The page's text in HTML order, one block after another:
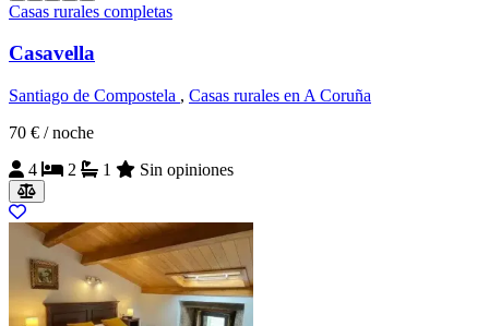
Casas rurales completas
Casavella
Santiago de Compostela , Casas rurales en A Coruña
70 € / noche
4
2 1 Sin opiniones